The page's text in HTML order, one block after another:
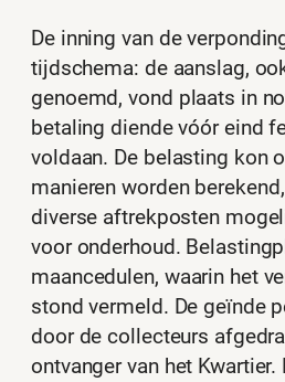
De inning van de
tijdschema: de aanslag,
genoemd, vond plaats in
betaling diende vóór eind
voldaan. De belasting kon
manieren worden
diverse aftrekposten
voor onderhoud.
maancedulen, waarin het
stond vermeld. De geïnde
door de collecteurs
ontvanger van het Kwartier.